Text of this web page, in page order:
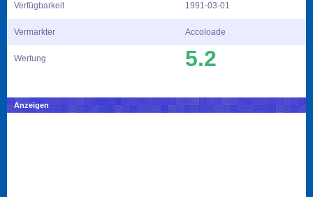
Verfügbarkeit 1991-03-01
Vermarkter Accoloade
Wertung 5.2
Anzeigen